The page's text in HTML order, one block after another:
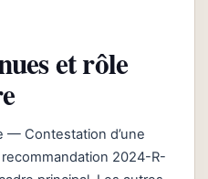
et rôle
— Contestation d’une
2024-R-